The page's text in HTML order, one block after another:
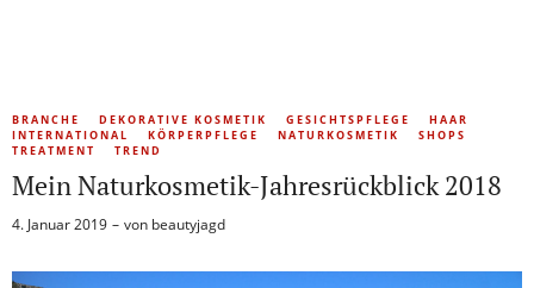
BRANCHE DEKORATIVE KOSMETIK GESICHTSPFLEGE
HAAR
INTERNATIONAL
KÖRPERPFLEGE NATURKOSMETIK
SHOPS
TREATMENT
TREND
Mein Naturkosmetik-Jahresrückblick 2018
4. Januar 2019 von beautyjagd